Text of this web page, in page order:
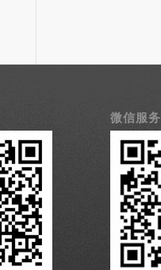
微信服